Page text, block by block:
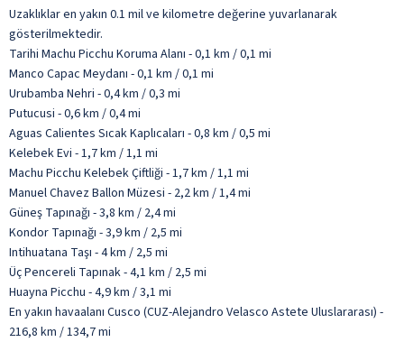
Uzaklıklar en yakın 0.1 mil ve kilometre değerine yuvarlanarak
gösterilmektedir.
Tarihi Machu Picchu Koruma Alanı - 0,1 km / 0,1 mi
Manco Capac Meydanı - 0,1 km / 0,1 mi
Urubamba Nehri - 0,4 km / 0,3 mi
Putucusi - 0,6 km / 0,4 mi
Aguas Calientes Sıcak Kaplıcaları - 0,8 km / 0,5 mi
Kelebek Evi - 1,7 km / 1,1 mi
Machu Picchu Kelebek Çiftliği - 1,7 km / 1,1 mi
Manuel Chavez Ballon Müzesi - 2,2 km / 1,4 mi
Güneş Tapınağı - 3,8 km / 2,4 mi
Kondor Tapınağı - 3,9 km / 2,5 mi
Intihuatana Taşı - 4 km / 2,5 mi
Üç Pencereli Tapınak - 4,1 km / 2,5 mi
Huayna Picchu - 4,9 km / 3,1 mi
En yakın havaalanı Cusco (CUZ-Alejandro Velasco Astete Uluslararası) -
216,8 km / 134,7 mi